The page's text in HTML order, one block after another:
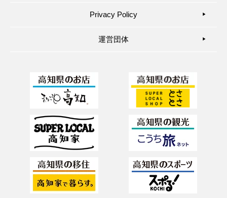
Privacy Policy ▶︎
運営団体 ▶︎